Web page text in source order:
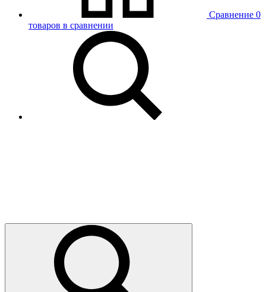
Сравнение 0
товаров в сравнении